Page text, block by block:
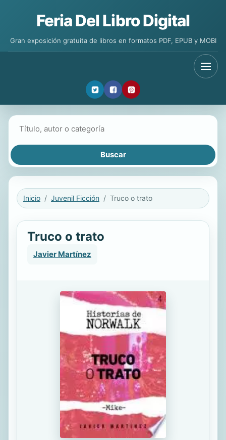
Feria Del Libro Digital
Gran exposición gratuita de libros en formatos PDF, EPUB y MOBI
Inicio Juvenil Ficción Truco o trato
Truco o trato
Javier Martínez